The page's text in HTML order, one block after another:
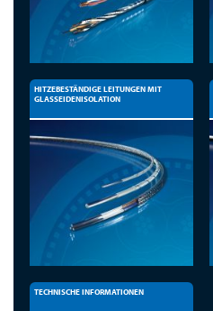
HITZEBESTÄNDIGE LEITUNGEN MIT
GLASSEIDENISOLATION
TECHNISCHE INFORMATIONEN